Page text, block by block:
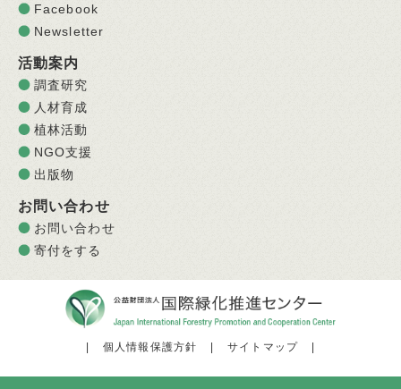
Facebook
Newsletter
活動案内
調査研究
人材育成
植林活動
NGO支援
出版物
お問い合わせ
お問い合わせ
寄付をする
個人情報保護方針 サイトマップ